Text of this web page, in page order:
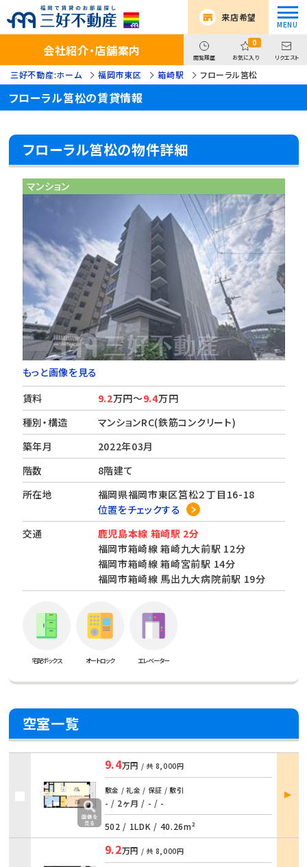
来店希望
会社紹介・店舗案内 閲覧履歴
0
お気に入り リクエスト
三好不動産:ホーム 福岡市東区 箱崎駅 フローラル筥松
フローラル筥松の賃貸情報
フローラル筥松の物件詳細
マンション
もっと画像を見る
賃料
9.2万円～9.4万円
種別・構造
マンションRC(鉄筋コンクリート)
築年月
2022年03月
階数
8階建て
所在地
福岡県福岡市東区筥松２丁目16-18
位置をチェックする
交通
鹿児島本線 箱崎駅 2分
福岡市箱崎線 箱崎九大前駅 12分
福岡市箱崎線 箱崎宮前駅 14分
福岡市箱崎線 馬出九大病院前駅 19分
宅配ボックス オートロック エレベーター
空室一覧
9.4万円 / 共 8,000円
敷金 / 礼金 / 保証 / 敷引
- / 2ヶ月 / - / -
502 / 1LDK / 40.26m²
部屋
詳細
9.2万円 / 共 8,000円